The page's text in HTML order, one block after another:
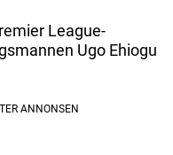
League-
Ugo Ehiogu